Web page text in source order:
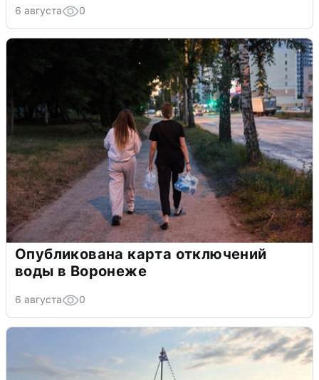
6 августа 0
Опубликована карта отключений
воды в Воронеже
6 августа 0